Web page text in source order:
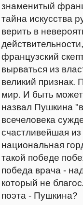
знаменитый
тайна искусства
верить в
французский
вырваться из
великий признак.
мир. И быть
назвал Пушкина
всечеловека
счастливейшая
национальная
такой победе
победа врача -
который не
поэта - Пушкина?